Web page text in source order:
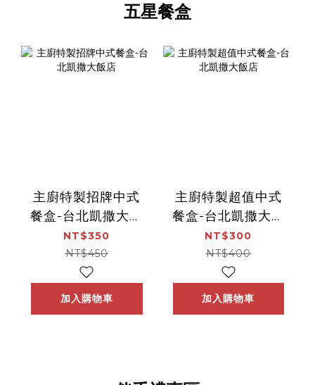
五星餐盒
主廚特製招牌中式
餐盒-台北凱撒大飯
店
NT$350
NT$450
加入購物車
主廚特製超值中式
餐盒-台北凱撒大飯
店
NT$300
NT$400
加入購物車